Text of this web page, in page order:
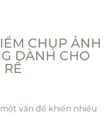
CHỤP ẢNH
DÀNH CHO
RỂ
vấn đề khiến nhiều